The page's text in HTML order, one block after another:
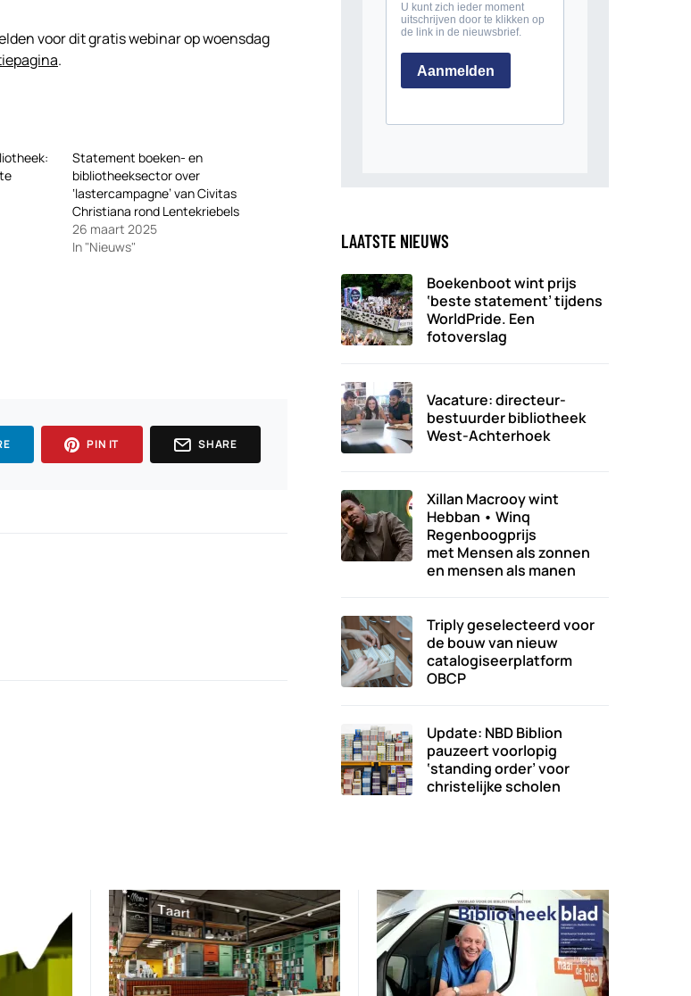
voor dit gratis webinar op woensdag
.
Statement boeken- en
bibliotheeksector over
‘lastercampagne’ van Civitas
Christiana rond Lentekriebels
26 maart 2025
In "Nieuws"
PIN IT SHARE
LAATSTE NIEUWS
Boekenboot wint prijs
‘beste statement’ tijdens
WorldPride. Een
fotoverslag
Vacature: directeur-
bestuurder bibliotheek
West-Achterhoek
Xillan Macrooy wint
Hebban • Winq
Regenboogprijs
met Mensen als zonnen
en mensen als manen
Triply geselecteerd voor
de bouw van nieuw
catalogiseerplatform
OBCP
Update: NBD Biblion
pauzeert voorlopig
‘standing order’ voor
christelijke scholen